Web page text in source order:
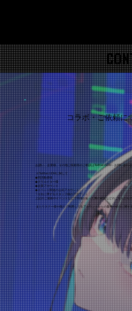
お誘い、企業様、その他ご依頼等のご相談はTwitterのDM・お問い合わ
※TwitterのDMに関して
◾︎同活動者様
◾︎クリエイター様
◾︎企業アカウント
◾︎イベント関連の公式アカウント
└それに準ずるスタッフ様のアカウント
上記のご連絡やイベントなどで不備があった際の確認などのこちらから
またリスナー様や個人で利用してるアカウントからの案件や紹介に関す
コラボ・ご依頼に